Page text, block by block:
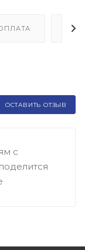
ОСТАВИТЬ ОТЗЫВ
с